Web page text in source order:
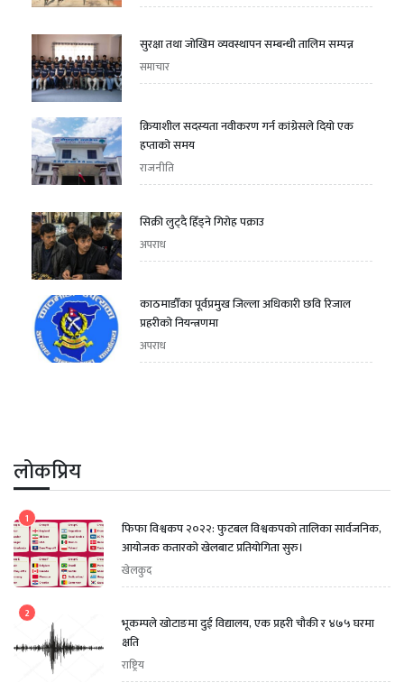
सुरक्षा तथा जोखिम व्यवस्थापन सम्बन्धी तालिम सम्पन्न
समाचार
क्रियाशील सदस्यता नवीकरण गर्न कांग्रेसले दियो एक
हप्ताको समय
राजनीति
सिक्री लुट्दै हिँड्ने गिरोह पक्राउ
अपराध
काठमाडौँका पूर्वप्रमुख जिल्ला अधिकारी छवि रिजाल
प्रहरीको नियन्त्रणमा
अपराध
लोकप्रिय
1
फिफा विश्वकप २०२२: फुटबल विश्वकपको तालिका सार्वजनिक,
आयोजक कतारको खेलबाट प्रतियोगिता सुरु।
खेलकुद
2
भूकम्पले खोटाङमा दुई विद्यालय, एक प्रहरी चौकी र ४७५ घरमा
क्षति
राष्ट्रिय